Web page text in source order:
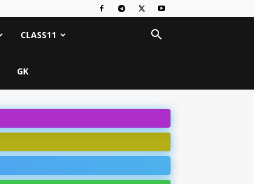
CLASS11
GK